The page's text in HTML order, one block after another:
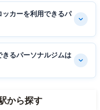
カーを利用できるパ
るパーソナルジムは
から探す